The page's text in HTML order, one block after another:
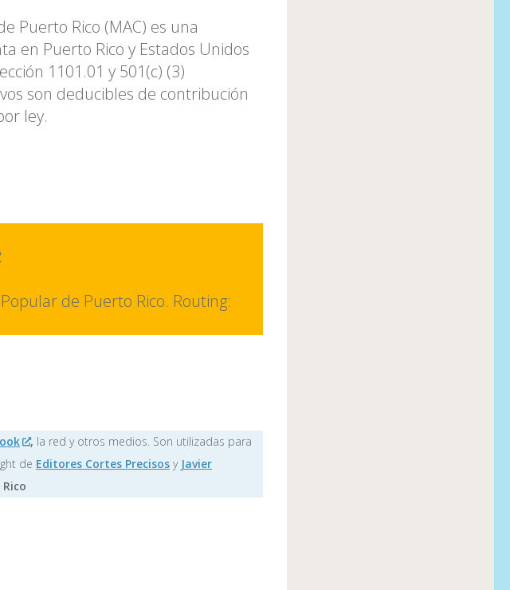
Puerto Rico (MAC) es una
en Puerto Rico y Estados Unidos
1101.01 y 501(c) (3)
son deducibles de contribución
ley.
de Puerto Rico. Routing:
, la red y otros medios. Son utilizadas para
de Editores Cortes Precisos y Javier